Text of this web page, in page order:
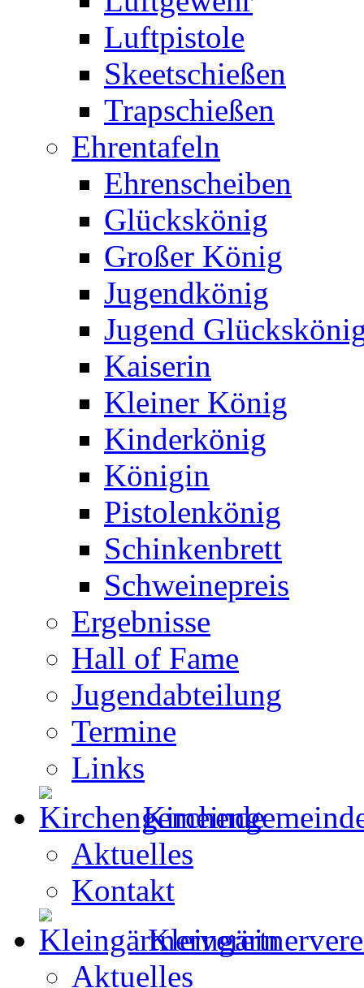
Luftpistole
Skeetschießen
Trapschießen
Ehrentafeln
Ehrenscheiben
Glückskönig
Großer König
Jugendkönig
Jugend
Kaiserin
Kleiner König
Kinderkönig
Königin
Pistolenkönig
Schinkenbrett
Schweinepreis
Ergebnisse
Hall of Fame
Jugendabteilung
Termine
Links
Aktuelles
Kontakt
Aktuelles